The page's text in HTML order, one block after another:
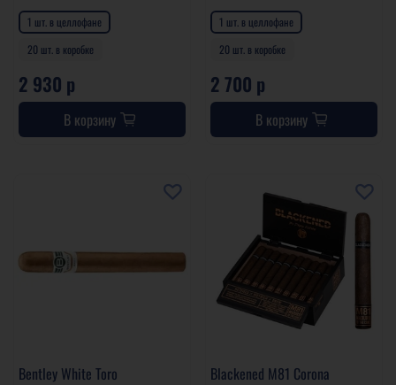
1 шт. в целлофане
20 шт. в коробке
2 930 р
В корзину
1 шт. в целлофане
20 шт. в коробке
2 700 р
В корзину
Bentley White Toro Blackened M81 Corona